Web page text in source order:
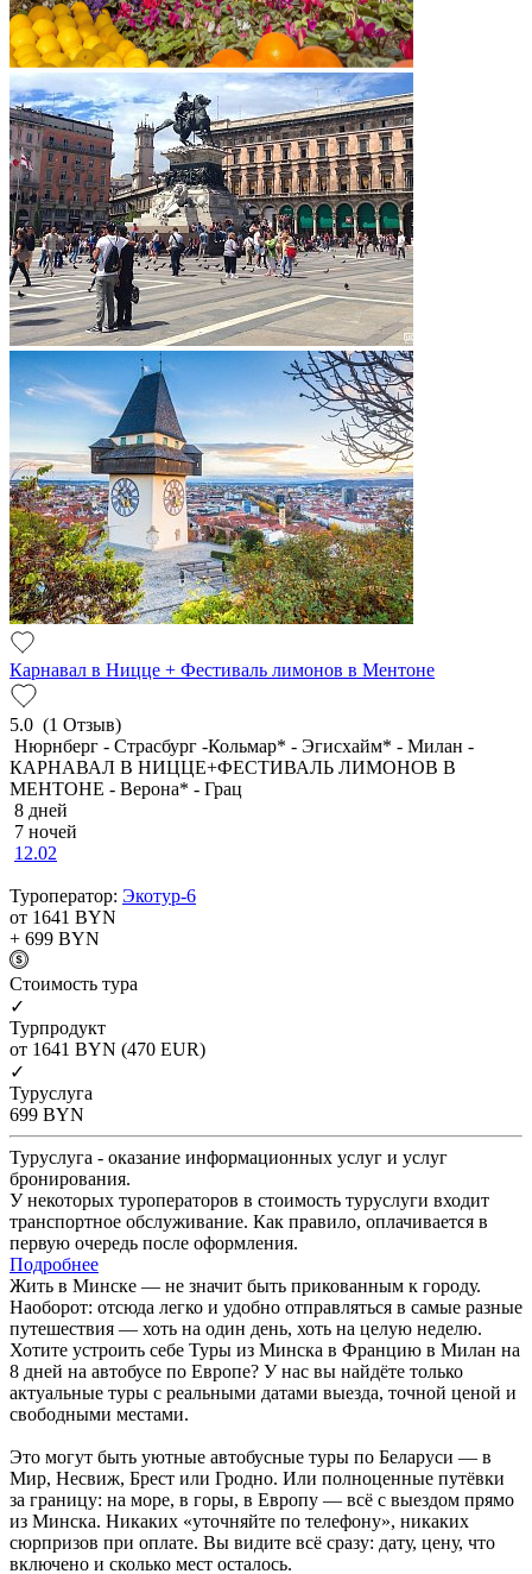
Карнавал в Ницце + Фестиваль лимонов в Ментоне
5.0 (1 Отзыв)
Нюрнберг - Страсбург -Кольмар* - Эгисхайм* - Милан -
КАРНАВАЛ В НИЦЦЕ+ФЕСТИВАЛЬ ЛИМОНОВ В
МЕНТОНЕ - Верона* - Грац
8 дней
7 ночей
12.02
Туроператор: Экотур-6
от 1641 BYN
+ 699 BYN
Cтоимость тура
✓
Турпродукт
от 1641 BYN (470 EUR)
✓
Туруслуга
699 BYN
Туруслуга - оказание информационных услуг и услуг
бронирования.
У некоторых туроператоров в стоимость туруслуги входит
транспортное обслуживание. Как правило, оплачивается в
первую очередь после оформления.
Подробнее
Жить в Минске — не значит быть прикованным к городу.
Наоборот: отсюда легко и удобно отправляться в самые разные
путешествия — хоть на один день, хоть на целую неделю.
Хотите устроить себе Туры из Минска в Францию в Милан на
8 дней на автобусе по Европе? У нас вы найдёте только
актуальные туры с реальными датами выезда, точной ценой и
свободными местами.
Это могут быть уютные автобусные туры по Беларуси — в
Мир, Несвиж, Брест или Гродно. Или полноценные путёвки
за границу: на море, в горы, в Европу — всё с выездом прямо
из Минска. Никаких «уточняйте по телефону», никаких
сюрпризов при оплате. Вы видите всё сразу: дату, цену, что
включено и сколько мест осталось.